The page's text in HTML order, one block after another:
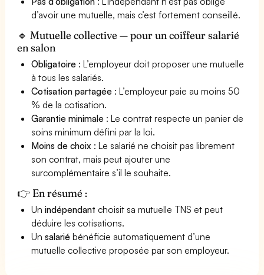
d’avoir une mutuelle, mais c’est fortement conseillé.
🔹 Mutuelle collective — pour un coiffeur salarié
en salon
Obligatoire : L’employeur doit proposer une mutuelle
à tous les salariés.
Cotisation partagée : L’employeur paie au moins 50
% de la cotisation.
Garantie minimale : Le contrat respecte un panier de
soins minimum défini par la loi.
Moins de choix : Le salarié ne choisit pas librement
son contrat, mais peut ajouter une
surcomplémentaire s’il le souhaite.
👉 En résumé :
Unindépendant choisit sa mutuelle TNS et peut
déduire les cotisations.
Unsalarié bénéficie automatiquement d’une
mutuelle collective proposée par son employeur.